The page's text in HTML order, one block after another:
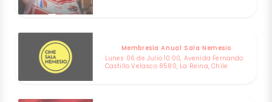
Membresía Anual Sala Nemesio
Lunes 06 de Julio 10:00, Avenida Fernando
Castillo Velasco 8580, La Reina, Chile